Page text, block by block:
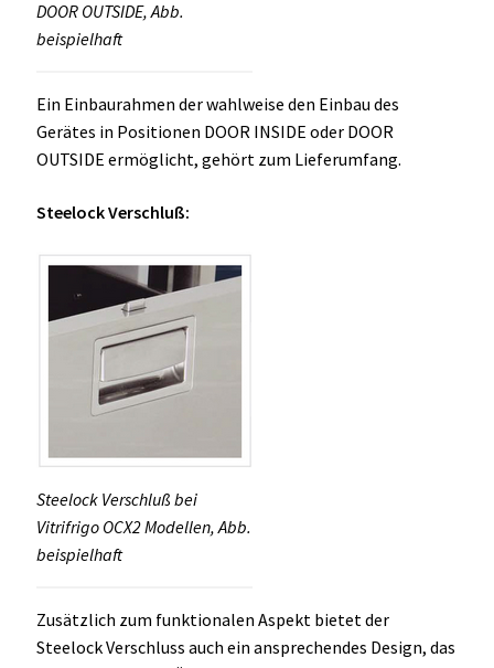
DOOR OUTSIDE, Abb.
beispielhaft
Ein Einbaurahmen der wahlweise den Einbau des
Gerätes in Positionen DOOR INSIDE oder DOOR
OUTSIDE ermöglicht, gehört zum Lieferumfang.
Steelock Verschluß:
Steelock Verschluß bei
Vitrifrigo OCX2 Modellen, Abb.
beispielhaft
Zusätzlich zum funktionalen Aspekt bietet der
Steelock Verschluss auch ein ansprechendes Design, das